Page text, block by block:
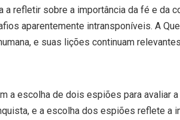
a refletir sobre a importância da fé e da
aparentemente intransponíveis. A
e suas lições continuam
a escolha de dois espiões para avaliar
e a escolha dos espiões reflete a